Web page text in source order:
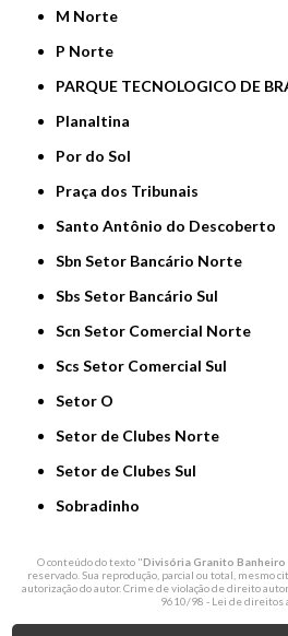
M Norte
P Norte
PARQUE TECNOLOGICO DE
Planaltina
Por do Sol
Praça dos Tribunais
Santo Antônio do Descoberto
Sbn Setor Bancário Norte
Sbs Setor Bancário Sul
Scn Setor Comercial Norte
Scs Setor Comercial Sul
Setor O
Setor de Clubes Norte
Setor de Clubes Sul
Sobradinho
O conteúdo do texto "Divisória Granito Banheiro
reservado. Sua reprodução, parcial ou total, mesmo
autorização do autor. Crime de violação de direito
9610/98 - Lei de direitos